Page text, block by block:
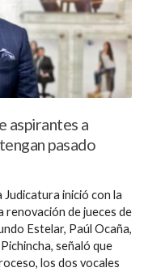
aspirantes a
pasado
Judicatura inició con la
renovación de jueces de
Estelar, Paúl Ocaña,
señaló que
los dos vocales